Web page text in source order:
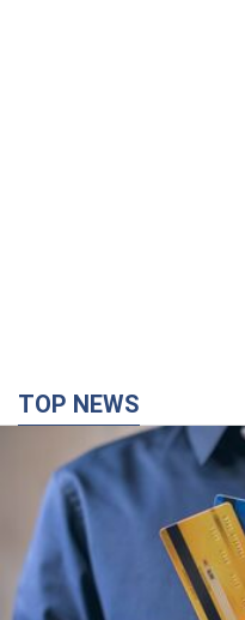
TOP NEWS